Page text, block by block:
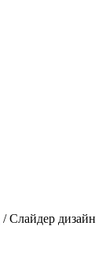
/Слайдер дизайн